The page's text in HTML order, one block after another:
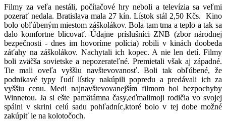
Filmy za veľa nestáli, počítačové hry neboli a televízia sa veľmi
pozerať nedala. Bratislava mala 27 kín. Lístok stál 2,50 Kčs. Kino
bolo obľúbeným miestom záškolákov. Bola tam tma a teplo a tak sa
dalo komfortne blicovať. Údajne príslušníci ZNB (zbor národnej
bezpečnosti - dnes im hovoríme polícia) robili v kinách doobeda
záťahy na záškolákov. Nachytali ich kopec. A nie len detí. Filmy
boli zväčša sovietske a nepozerateľné. Premietali však aj západné.
Tie mali oveľa vyššiu navštevovanosť. Boli tak obľúbené, že
podnikavé typy ľudí lístky nakúpili popredu a predávali ich za
vyššiu cenu. Medi najnavštevovanejším filmom bol bezpochyby
Winnetou. Ja si ešte pamätámna časy,eďmalimoji rodičia vo svojej
spálni v skrini celú sadu pohľadníc,ktoré bolo v tej dobe možné
zakúpiť le na kolotočoch.